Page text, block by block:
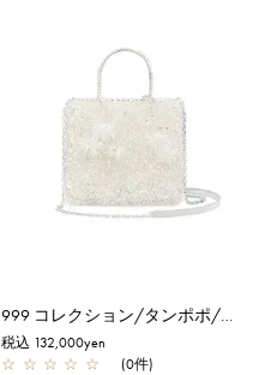
税込 132,000yen
☆ ☆ ☆ ☆ ☆ (0件)